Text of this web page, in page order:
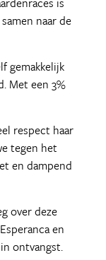
naar de
gemakkelijk
Met een 3%
respect haar
tegen het
en dampend
over deze
en
ontvangst.